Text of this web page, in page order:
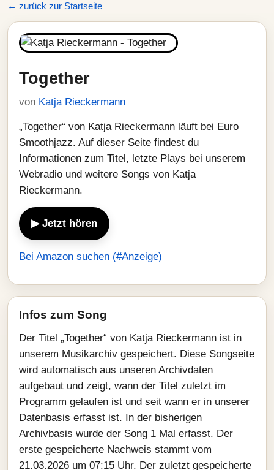
← zurück zur Startseite
Together
von Katja Rieckermann
„Together“ von Katja Rieckermann läuft bei Euro
Smoothjazz. Auf dieser Seite findest du
Informationen zum Titel, letzte Plays bei unserem
Webradio und weitere Songs von Katja
Rieckermann.
▶ Jetzt hören
Bei Amazon suchen (#Anzeige)
Infos zum Song
Der Titel „Together“ von Katja Rieckermann ist in
unserem Musikarchiv gespeichert. Diese Songseite
wird automatisch aus unseren Archivdaten
aufgebaut und zeigt, wann der Titel zuletzt im
Programm gelaufen ist und seit wann er in unserer
Datenbasis erfasst ist. In der bisherigen
Archivbasis wurde der Song 1 Mal erfasst. Der
erste gespeicherte Nachweis stammt vom
21.03.2026 um 07:15 Uhr. Der zuletzt gespeicherte